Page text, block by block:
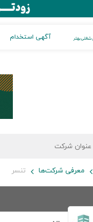
آگهی استخدام
معرفی شرکت‌ها تنسر